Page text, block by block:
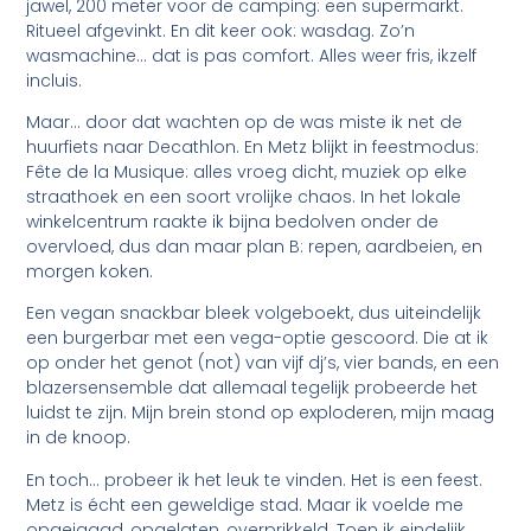
jawel, 200 meter voor de camping: een supermarkt.
Ritueel afgevinkt. En dit keer ook: wasdag. Zo’n
wasmachine… dat is pas comfort. Alles weer fris, ikzelf
incluis.
Maar… door dat wachten op de was miste ik net de
huurfiets naar Decathlon. En Metz blijkt in feestmodus:
Fête de la Musique: alles vroeg dicht, muziek op elke
straathoek en een soort vrolijke chaos. In het lokale
winkelcentrum raakte ik bijna bedolven onder de
overvloed, dus dan maar plan B: repen, aardbeien, en
morgen koken.
Een vegan snackbar bleek volgeboekt, dus uiteindelijk
een burgerbar met een vega-optie gescoord. Die at ik
op onder het genot (not) van vijf dj’s, vier bands, en een
blazersensemble dat allemaal tegelijk probeerde het
luidst te zijn. Mijn brein stond op exploderen, mijn maag
in de knoop.
En toch… probeer ik het leuk te vinden. Het is een feest.
Metz is écht een geweldige stad. Maar ik voelde me